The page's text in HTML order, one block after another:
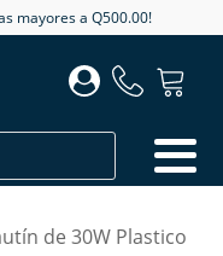
mayores a Q500.00!
de 30W Plastico